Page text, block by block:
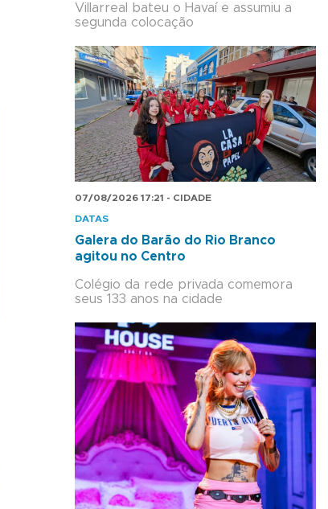
Villarreal bateu o Havaí e assumiu a
segunda colocação
07/08/2026 17:21 - CIDADE
DATAS
Galera do Barão do Rio Branco
agitou no Centro
Colégio da rede privada comemora
seus 133 anos na cidade